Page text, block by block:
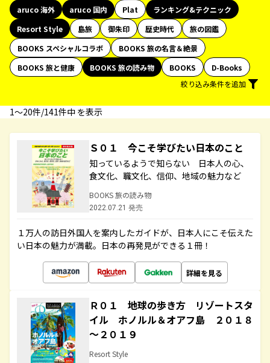
aruco 海外
aruco 国内 Plat
ランキング&テクニック
Resort Style
島旅 御朱印 歴史時代
旅の図鑑
BOOKS スペシャルコラボ
BOOKS 旅の名言＆絶景
BOOKS 旅と健康
BOOKS 旅の読み物 BOOKS
D-Books
絞り込み条件を追加
1〜20件/141件中 を表示
Ｓ０１ 今こそ学びたい日本のこと
知っているようで知らない 日本人の心、
食文化、職文化、信仰、地域の魅力など
BOOKS 旅の読み物
2022.07.21 発売
１万人の訪日外国人を案内したガイドが、日本人にこそ伝えた
い日本の魅力が満載。日本の再発見ができる１冊！
詳細を見る
Ｒ０１ 地球の歩き方 リゾートスタ
イル ホノルル＆オアフ島 ２０１８
～２０１９
Resort Style